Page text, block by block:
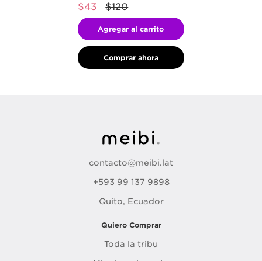
$43 $120
Agregar al carrito
Comprar ahora
contacto@meibi.lat
+593 99 137 9898
Quito, Ecuador
Quiero Comprar
Toda la tribu